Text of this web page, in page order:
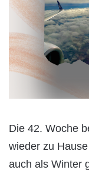
Die 42. Woche
wieder zu
auch als Winter